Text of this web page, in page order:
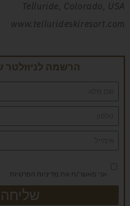
Telluride, Colorado, USA
www.tellurideskiresort.com
הרשמה לניוזלטר
אני מאשר/ת את מדיניות הפרטיות
שליחה